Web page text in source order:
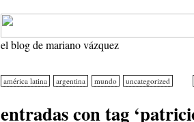
el blog de mariano vázquez
américa latina argentina mundo uncategorized
entradas con tag